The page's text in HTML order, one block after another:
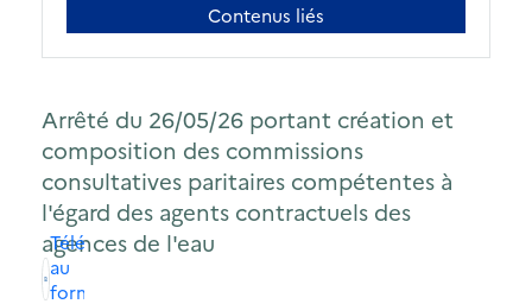
Contenus liés
Arrêté du 26/05/26 portant création et
composition des commissions
consultatives paritaires compétentes à
l'égard des agents contractuels des
agences de l'eau
Télécharger
au
format